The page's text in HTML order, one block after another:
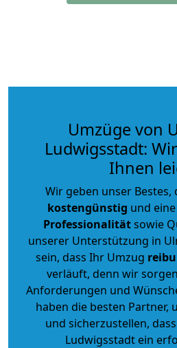
Umzüge von
Ludwigsstadt:
Ihnen
Wir geben unser Bestes,
kostengünstig und eine
Professionalitätsowie
unserer Unterstützung in
sein, dass Ihr Umzug
verläuft, denn wir
Anforderungen und
haben die besten Partner,
und sicherzustellen,
Ludwigsstadt ein